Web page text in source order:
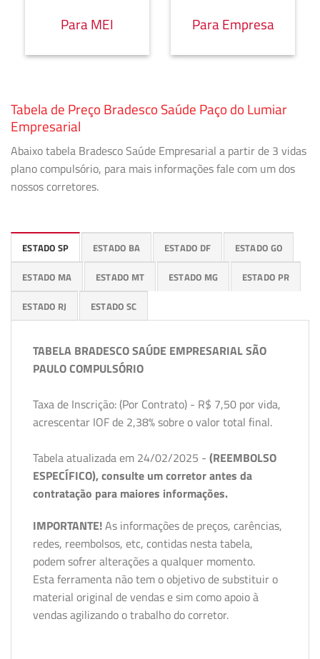
Para MEI Para Empresa
Tabela de Preço Bradesco Saúde Paço do Lumiar
Empresarial
Abaixo tabela Bradesco Saúde Empresarial a partir de 3 vidas
plano compulsório, para mais informações fale com um dos
nossos corretores.
ESTADO SP ESTADO BA ESTADO DF ESTADO GO
ESTADO MA ESTADO MT ESTADO MG ESTADO PR
ESTADO RJ ESTADO SC
TABELA BRADESCO SAÚDE EMPRESARIAL SÃO
PAULO COMPULSÓRIO
Taxa de Inscrição: (Por Contrato) - R$ 7,50 por vida,
acrescentar IOF de 2,38% sobre o valor total final.
Tabela atualizada em 24/02/2025 - (REEMBOLSO
ESPECÍFICO), consulte um corretor antes da
contratação para maiores informações.
IMPORTANTE!As informações de preços, carências,
redes, reembolsos, etc, contidas nesta tabela,
podem sofrer alterações a qualquer momento.
Esta ferramenta não tem o objetivo de substituir o
material original de vendas e sim como apoio à
vendas agilizando o trabalho do corretor.